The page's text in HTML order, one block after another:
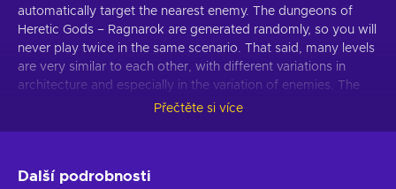
automatically target the nearest enemy. The dungeons of
Heretic Gods – Ragnarok are generated randomly, so you will
never play twice in the same scenario. That said, many levels
are very similar to each other, with different variations in
architecture and especially in the variation of enemies. The
more levels you raise, the deeper you dive into new
including axes, helmets, gloves, boots, armor, shields, bows,
Přečtěte si více
Další podrobnosti